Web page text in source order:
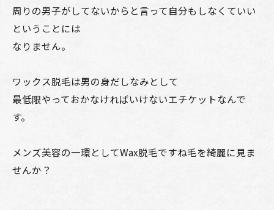
周りの男子がしてないからと言って自分もしなくていい
ということには
なりません。
ワックス脱毛は男の身だしなみとして
最低限やっておかなければいけないエチケットなんで
す。
メンズ美容の一環としてWax脱毛ですね毛を綺麗に見ま
せんか？